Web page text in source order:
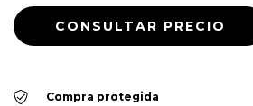
Compra protegida